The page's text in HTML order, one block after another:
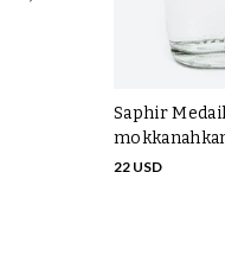
Saphir
22 USD